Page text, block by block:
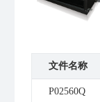
文件名称
P02560Q